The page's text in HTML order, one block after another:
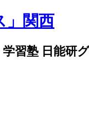
習塾 日能研